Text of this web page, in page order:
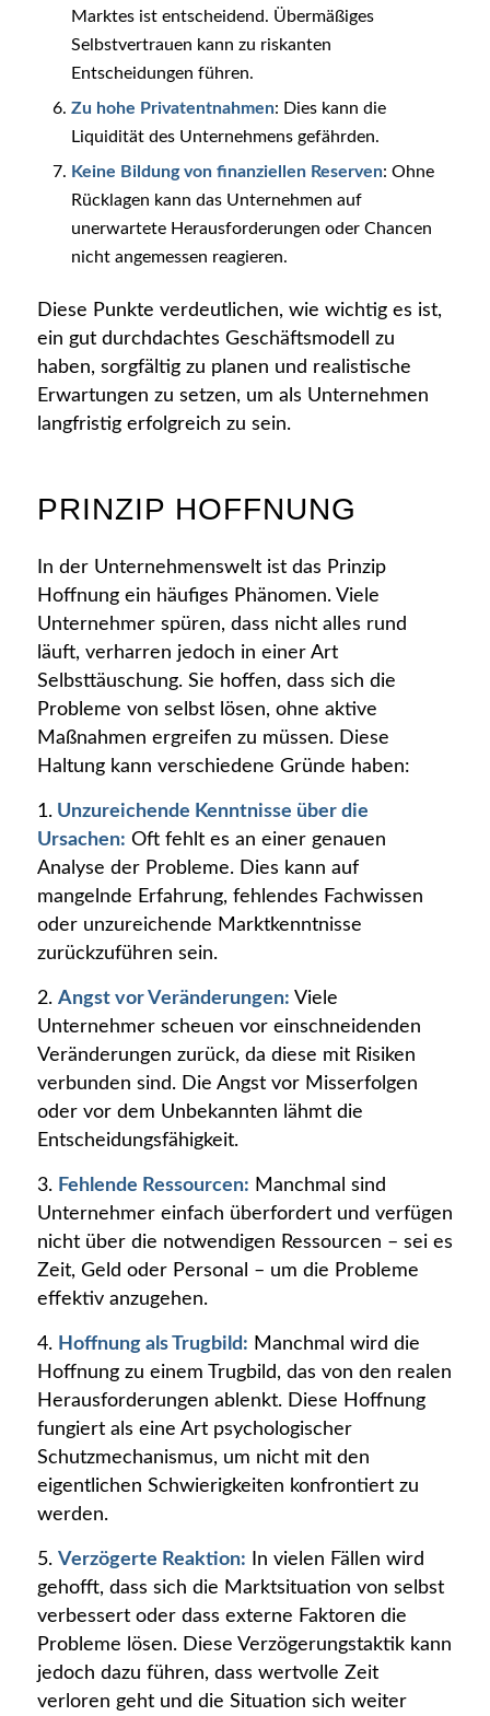
Marktes ist entscheidend. Übermäßiges
Selbstvertrauen kann zu riskanten
Entscheidungen führen.
Zu hohe Privatentnahmen: Dies kann die
Liquidität des Unternehmens gefährden.
Keine Bildung von finanziellen Reserven: Ohne
Rücklagen kann das Unternehmen auf
unerwartete Herausforderungen oder Chancen
nicht angemessen reagieren.
Diese Punkte verdeutlichen, wie wichtig es ist,
ein gut durchdachtes Geschäftsmodell zu
haben, sorgfältig zu planen und realistische
Erwartungen zu setzen, um als Unternehmen
langfristig erfolgreich zu sein.
PRINZIP HOFFNUNG
In der Unternehmenswelt ist das Prinzip
Hoffnung ein häufiges Phänomen. Viele
Unternehmer spüren, dass nicht alles rund
läuft, verharren jedoch in einer Art
Selbsttäuschung. Sie hoffen, dass sich die
Probleme von selbst lösen, ohne aktive
Maßnahmen ergreifen zu müssen. Diese
Haltung kann verschiedene Gründe haben:
1.Unzureichende Kenntnisse über die
Ursachen: Oft fehlt es an einer genauen
Analyse der Probleme. Dies kann auf
mangelnde Erfahrung, fehlendes Fachwissen
oder unzureichende Marktkenntnisse
zurückzuführen sein.
2. Angst vor Veränderungen: Viele
Unternehmer scheuen vor einschneidenden
Veränderungen zurück, da diese mit Risiken
verbunden sind. Die Angst vor Misserfolgen
oder vor dem Unbekannten lähmt die
Entscheidungsfähigkeit.
3. Fehlende Ressourcen: Manchmal sind
Unternehmer einfach überfordert und verfügen
nicht über die notwendigen Ressourcen – sei es
Zeit, Geld oder Personal – um die Probleme
effektiv anzugehen.
4. Hoffnung als Trugbild: Manchmal wird die
Hoffnung zu einem Trugbild, das von den realen
Herausforderungen ablenkt. Diese Hoffnung
fungiert als eine Art psychologischer
Schutzmechanismus, um nicht mit den
eigentlichen Schwierigkeiten konfrontiert zu
werden.
5. Verzögerte Reaktion: In vielen Fällen wird
gehofft, dass sich die Marktsituation von selbst
verbessert oder dass externe Faktoren die
Probleme lösen. Diese Verzögerungstaktik kann
jedoch dazu führen, dass wertvolle Zeit
verloren geht und die Situation sich weiter